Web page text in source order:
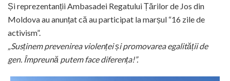
Și reprezentanții Ambasadei Regatului Țărilor de Jos din
Moldova au anunțat că au participat la marșul “16 zile de
activism”.
Susținem prevenirea violenței și promovarea egalității de
gen. Împreună putem face diferența!”.